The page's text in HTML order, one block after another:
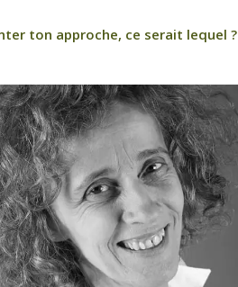
ton approche, ce serait lequel ?